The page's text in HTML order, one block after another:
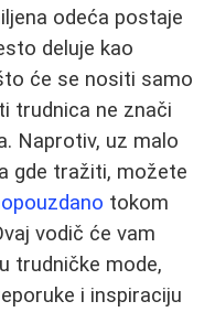
odeća postaje
deluje kao
će se nositi samo
trudnica ne znači
Naprotiv, uz malo
gde tražiti, možete
tokom
vodič će vam
trudničke mode,
i inspiraciju